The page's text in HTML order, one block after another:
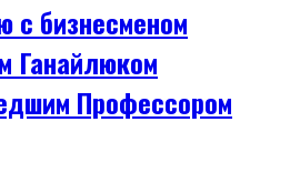
с бизнесменом
Ганайлюком
Профессором